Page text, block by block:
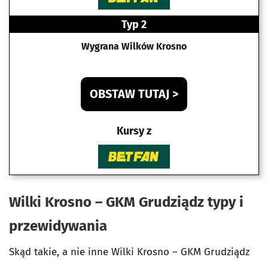
Typ 2
Wygrana Wilków Krosno
OBSTAW TUTAJ >
Kursy z
Wilki Krosno – GKM Grudziądz typy i
przewidywania
Skąd takie, a nie inne Wilki Krosno – GKM Grudziądz